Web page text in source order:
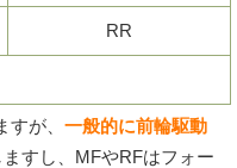
RR
が、 一般的に前輪駆動
すし、MFやRFはフォー